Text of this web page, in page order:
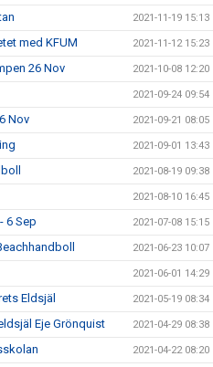
2021-11-19 15:13
med KFUM 2021-11-12 15:23
26 Nov 2021-10-08 12:20
2021-09-24 09:54
Nov 2021-09-21 08:05
2021-09-01 13:43
2021-08-19 09:38
2021-08-10 16:45
6 Sep 2021-07-08 15:15
2021-06-23 10:07
2021-06-01 14:29
Eldsjäl 2021-05-19 08:34
Eje Grönquist 2021-04-29 08:38
2021-04-22 08:20